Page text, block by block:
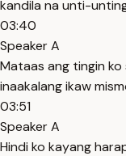
kandila na unti-
03:40
Speaker A
Mataas ang tingin
inaakalang ikaw
03:51
Speaker A
Hindi ko kayang